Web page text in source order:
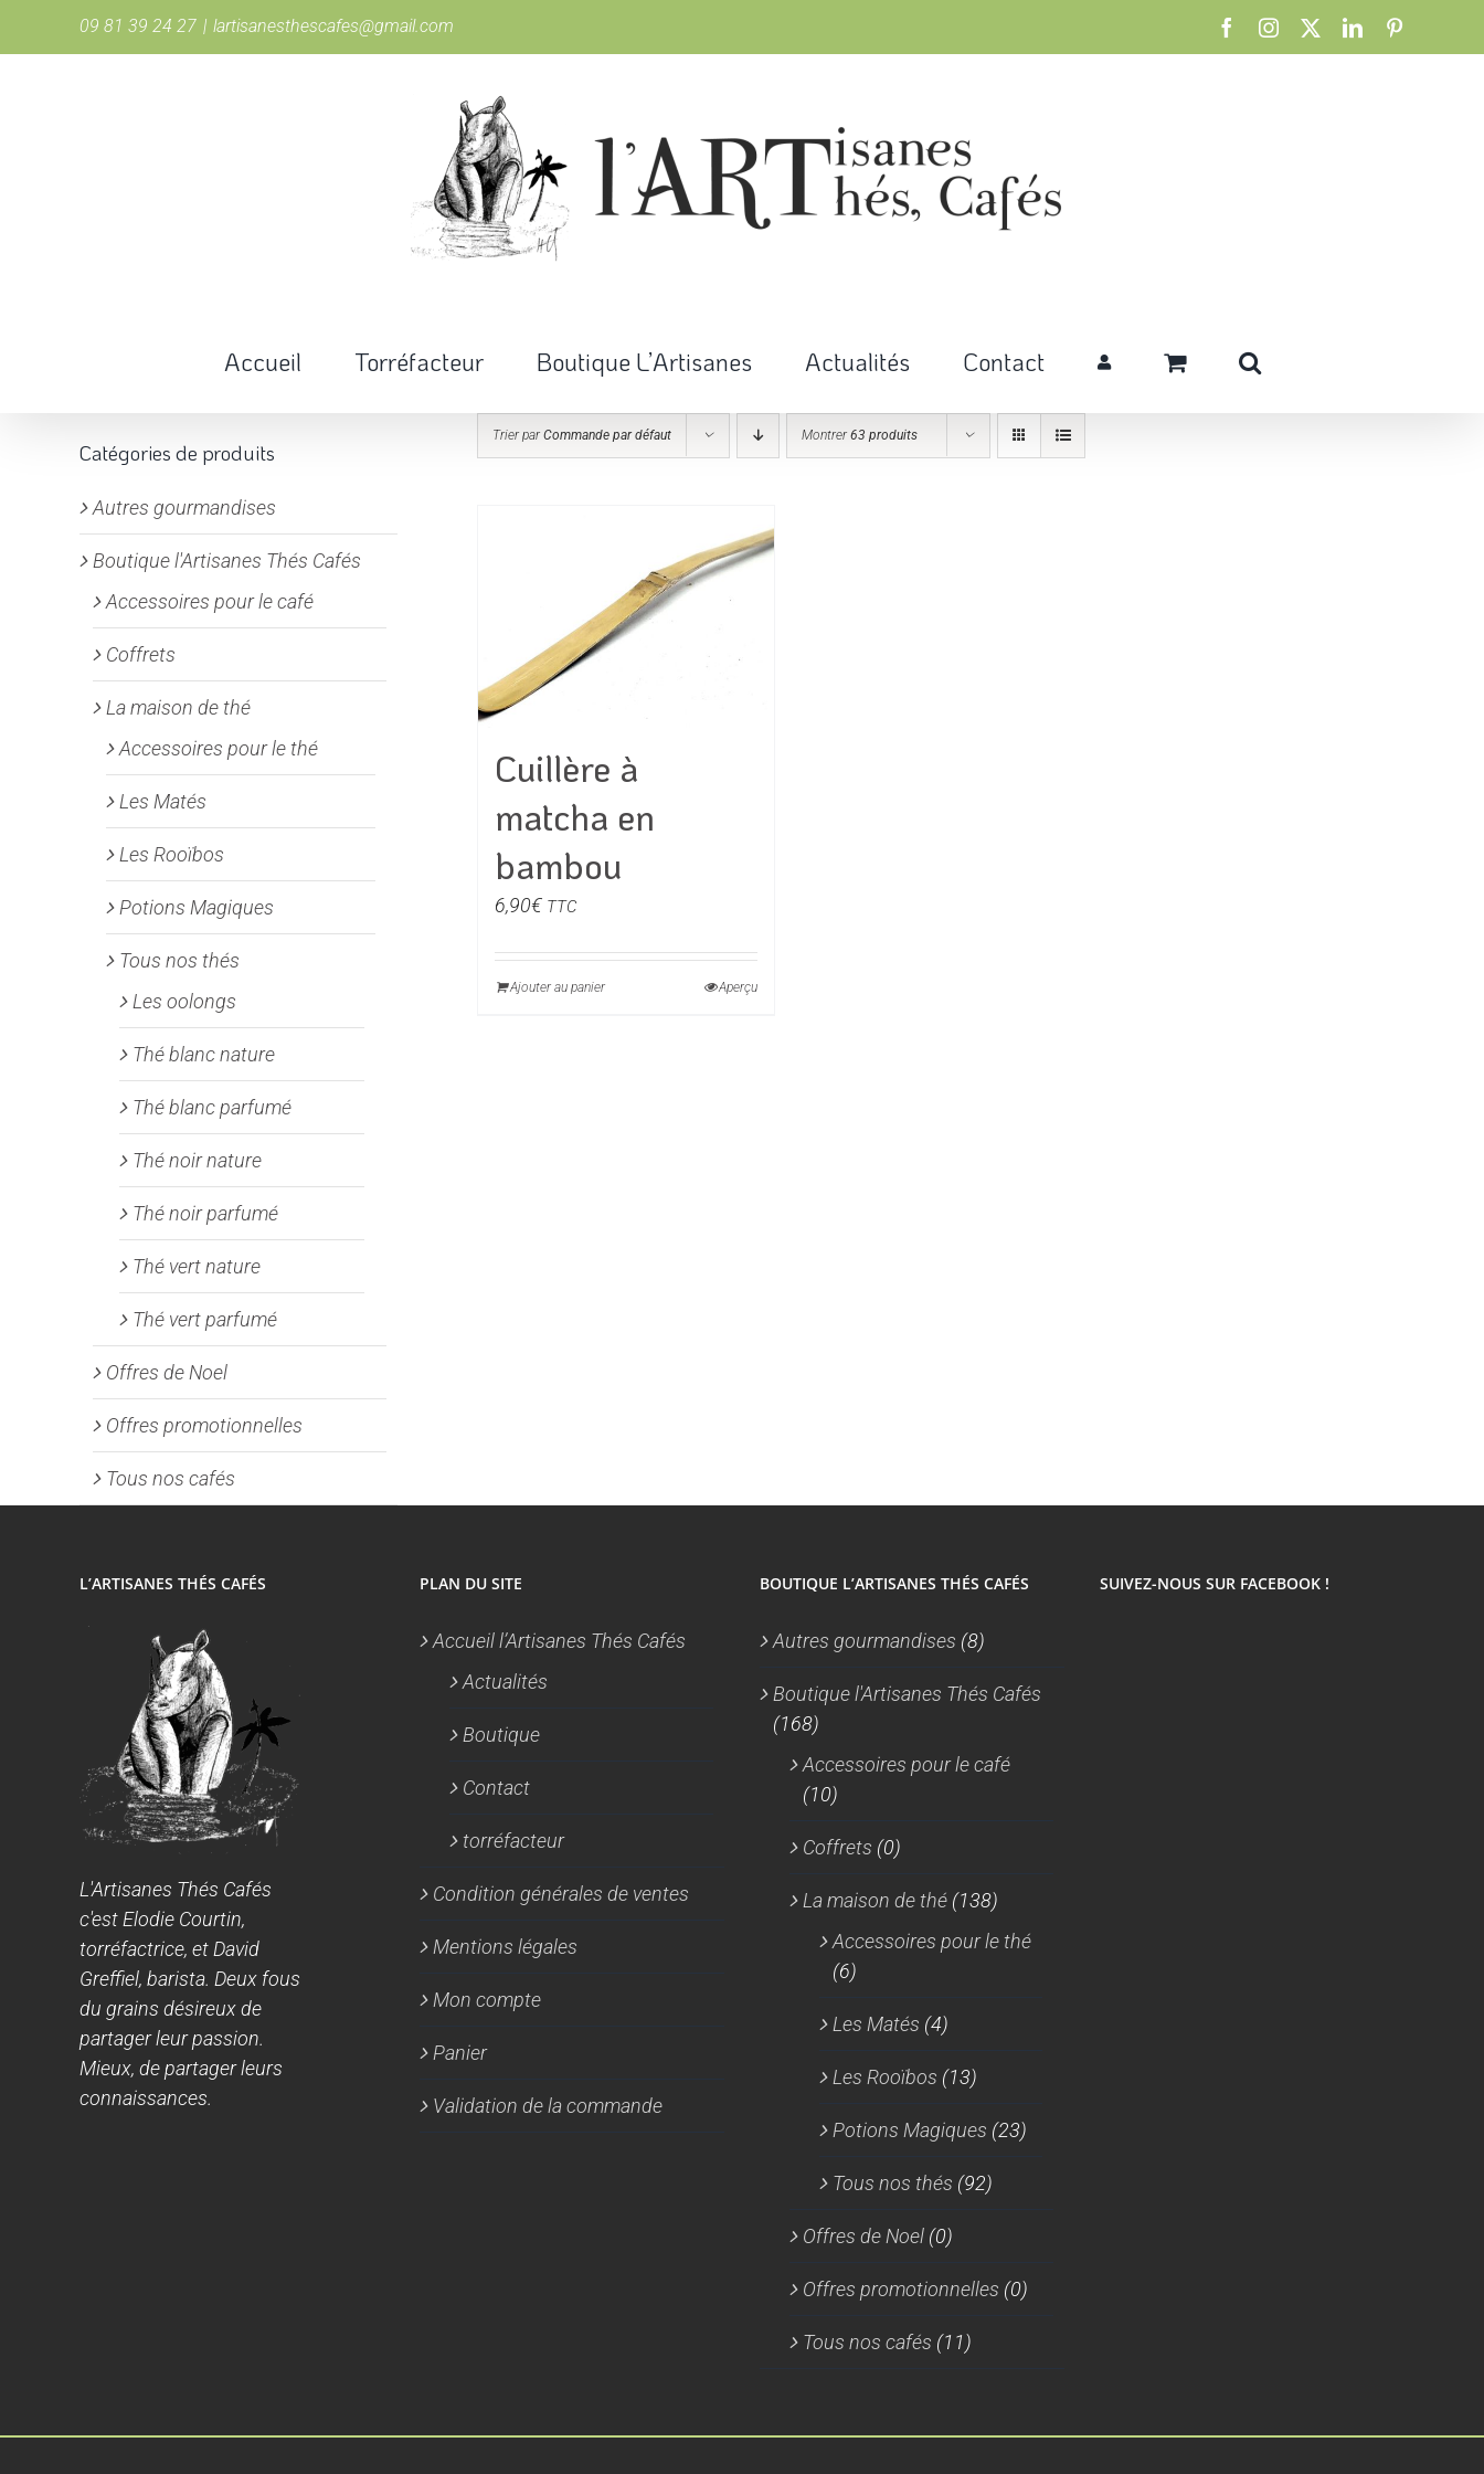
09 81 39 24 27 | lartisanesthescafes@gmail.com FacebookInstagram LinkedIn
Accueil Torréfacteur Boutique L’Artisanes Actualités Contact
Trier parCommande par défaut Montrer63 produits
Cuillère à
matcha en
bambou
6,90€ TTC
Ajouter au panier Aperçu
Catégories de produits
Autres gourmandises
Boutique l'Artisanes Thés Cafés
Accessoires pour le café
Coffrets
La maison de thé
Accessoires pour le thé
Les Matés
Les Rooïbos
Potions Magiques
Tous nos thés
Les oolongs
Thé blanc nature
Thé blanc parfumé
Thé noir nature
Thé noir parfumé
Thé vert nature
Thé vert parfumé
Offres de Noel
Offres promotionnelles
Tous nos cafés
L’ARTISANES THÉS CAFÉS
L'Artisanes Thés Cafés
c'est Elodie Courtin,
torréfactrice, et David
Greffiel, barista. Deux fous
du grains désireux de
partager leur passion.
Mieux, de partager leurs
connaissances.
PLAN DU SITE
Accueil l’Artisanes Thés Cafés
Actualités
Boutique
Contact
torréfacteur
Condition générales de ventes
Mentions légales
Mon compte
Panier
Validation de la commande
BOUTIQUE L’ARTISANES THÉS CAFÉS
Autres gourmandises (8)
Boutique l'Artisanes Thés Cafés
(168)
Accessoires pour le café
(10)
Coffrets (0)
La maison de thé (138)
Accessoires pour le thé
(6)
Les Matés (4)
Les Rooïbos (13)
Potions Magiques (23)
Tous nos thés (92)
Offres de Noel (0)
Offres promotionnelles (0)
Tous nos cafés (11)
SUIVEZ-NOUS SUR FACEBOOK !